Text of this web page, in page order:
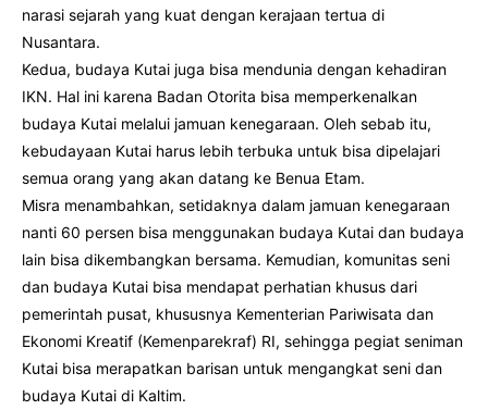
narasi sejarah yang kuat dengan kerajaan tertua di
Nusantara.
Kedua, budaya Kutai juga bisa mendunia dengan kehadiran
IKN. Hal ini karena Badan Otorita bisa memperkenalkan
budaya Kutai melalui jamuan kenegaraan. Oleh sebab itu,
kebudayaan Kutai harus lebih terbuka untuk bisa dipelajari
semua orang yang akan datang ke Benua Etam.
Misra menambahkan, setidaknya dalam jamuan kenegaraan
nanti 60 persen bisa menggunakan budaya Kutai dan budaya
lain bisa dikembangkan bersama. Kemudian, komunitas seni
dan budaya Kutai bisa mendapat perhatian khusus dari
pemerintah pusat, khususnya Kementerian Pariwisata dan
Ekonomi Kreatif (Kemenparekraf) RI, sehingga pegiat seniman
Kutai bisa merapatkan barisan untuk mengangkat seni dan
budaya Kutai di Kaltim.